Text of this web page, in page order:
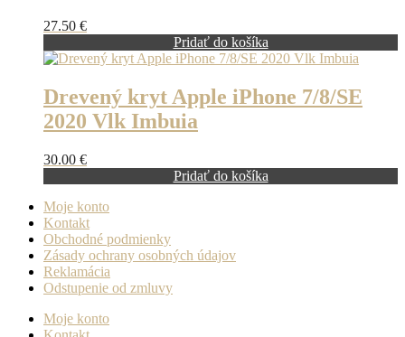
27.50 €
Pridať do košíka
Drevený kryt Apple iPhone 7/8/SE
2020 Vlk Imbuia
30.00 €
Pridať do košíka
Moje konto
Kontakt
Obchodné podmienky
Zásady ochrany osobných údajov
Reklamácia
Odstupenie od zmluvy
Moje konto